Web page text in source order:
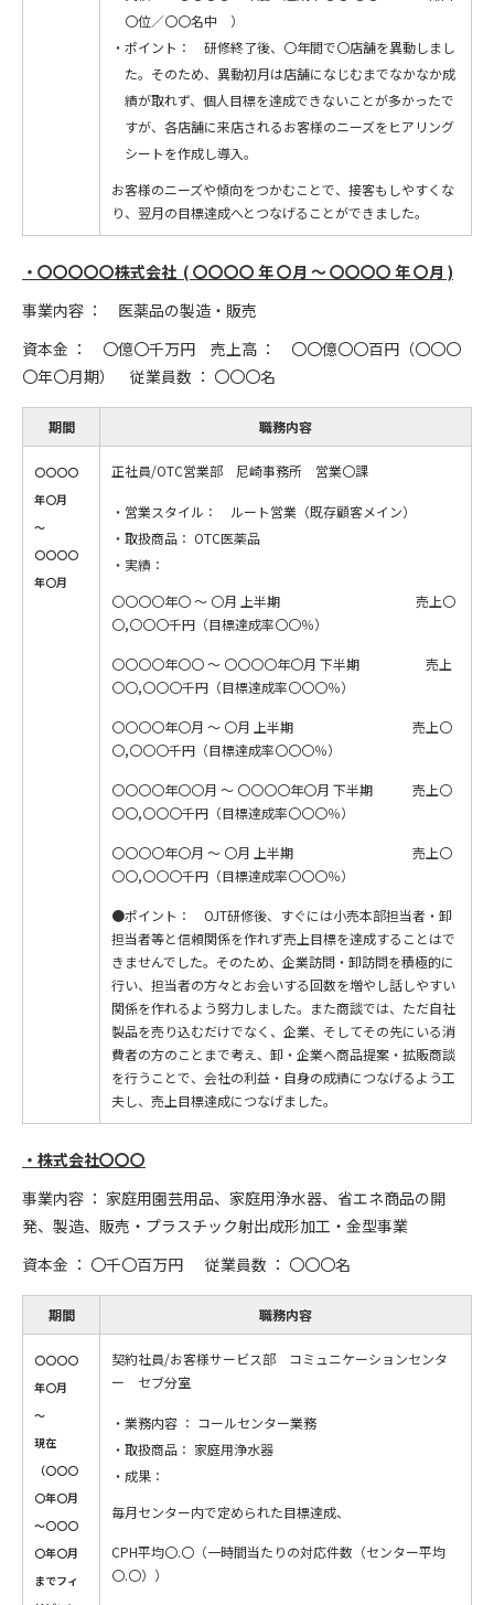
〇位／〇〇名中 ）
ポイント： 研修終了後、〇年間で〇店舗を異動しまし
た。そのため、異動初月は店舗になじむまでなかなか成
績が取れず、個人目標を達成できないことが多かったで
すが、各店舗に来店されるお客様のニーズをヒアリング
シートを作成し導入。
お客様のニーズや傾向をつかむことで、接客もしやすくな
り、翌月の目標達成へとつなげることができました。
・〇〇〇〇〇株式会社 ( 〇〇〇〇 年 〇月 ～ 〇〇〇〇 年 〇月 )
事業内容 ： 医薬品の製造・販売
資本金 ： 〇億〇千万円 売上高 ： 〇〇億〇〇百円（〇〇〇
〇年〇月期） 従業員数 ： 〇〇〇名
期間 職務内容
〇〇〇〇
年〇月
～
〇〇〇〇
年〇月
正社員/OTC営業部 尼崎事務所 営業〇課
営業スタイル： ルート営業（既存顧客メイン）
取扱商品： OTC医薬品
実績：
〇〇〇〇年〇 ～ 〇月 上半期 売上〇
〇,〇〇〇千円（目標達成率〇〇％）
〇〇〇〇年〇〇 ～ 〇〇〇〇年〇月 下半期 売上
〇〇,〇〇〇千円（目標達成率〇〇〇％）
〇〇〇〇年〇月 ～ 〇月 上半期 売上〇
〇,〇〇〇千円（目標達成率〇〇〇％）
〇〇〇〇年〇〇月 ～ 〇〇〇〇年〇月 下半期 売上〇
〇〇,〇〇〇千円（目標達成率〇〇〇％）
〇〇〇〇年〇月 ～ 〇月 上半期 売上〇
〇〇,〇〇〇千円（目標達成率〇〇〇％）
●ポイント： OJT研修後、すぐには小売本部担当者・卸
担当者等と信頼関係を作れず売上目標を達成することはで
きませんでした。そのため、企業訪問・卸訪問を積極的に
行い、担当者の方々とお会いする回数を増やし話しやすい
関係を作れるよう努力しました。また商談では、ただ自社
製品を売り込むだけでなく、企業、そしてその先にいる消
費者の方のことまで考え、卸・企業へ商品提案・拡販商談
を行うことで、会社の利益・自身の成績につなげるよう工
夫し、売上目標達成につなげました。
・株式会社〇〇〇
事業内容 ： 家庭用園芸用品、家庭用浄水器、省エネ商品の開
発、製造、販売・プラスチック射出成形加工・金型事業
資本金 ： 〇千〇百万円 従業員数 ： 〇〇〇名
期間 職務内容
〇〇〇〇
年〇月
～
現在
（〇〇〇
〇年〇月
～〇〇〇
〇年〇月
までフィ
契約社員/お客様サービス部 コミュニケーションセンタ
ー セブ分室
業務内容 ： コールセンター業務
取扱商品： 家庭用浄水器
成果：
毎月センター内で定められた目標達成、
CPH平均〇.〇（一時間当たりの対応件数（センター平均
〇.〇））